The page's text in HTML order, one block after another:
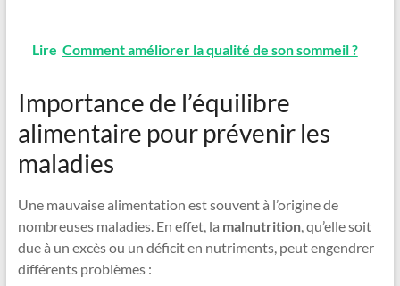
Lire Comment améliorer la qualité de son sommeil ?
Importance de l’équilibre
alimentaire pour prévenir les
maladies
Une mauvaise alimentation est souvent à l’origine de
nombreuses maladies. En effet, la malnutrition, qu’elle soit
due à un excès ou un déficit en nutriments, peut engendrer
différents problèmes :